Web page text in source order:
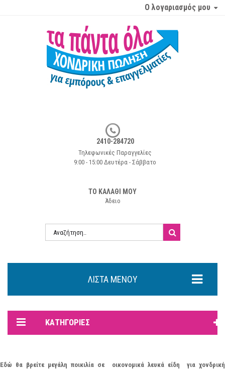
Ο λογαριασμός μου
2410-284720
Τηλεφωνικές Παραγγελίες
9:00 - 15:00 Δευτέρα - Σάββατο
ΤΟ ΚΑΛΑΘΙ ΜΟΥ
Άδειο
ΛΊΣΤΑ ΜΕΝΟΎ
ΚΑΤΗΓΟΡΊΕΣ
Εδώ θα βρείτε μεγάλη ποικιλία σε οικονομικά λευκά είδη για χονδρική